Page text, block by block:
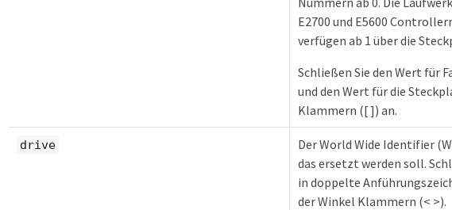
E2700 und E5600
verfügen ab 1 über die
Schließen Sie den Wert für
und den Wert für die
Klammern ([ ]) an.
drive
Der World Wide Identifier
das ersetzt werden soll.
in doppelte
der Winkel Klammern (< >).